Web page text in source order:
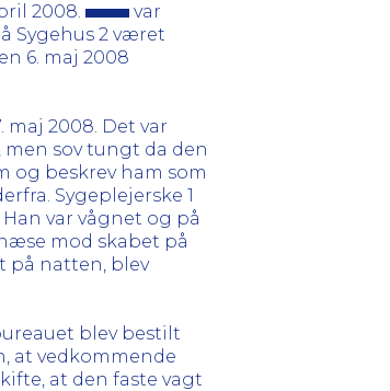
2008.
var
Sygehus 2 været
6. maj 2008
2008. Det var
sov tungt da den
og beskrev ham som
Sygeplejerske 1
Han var vågnet og på
mod skabet på
på natten, blev
blev bestilt
at vedkommende
at den faste vagt